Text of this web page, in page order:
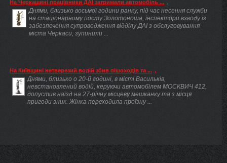
На Черкащині працівники ДАІ затримали автомобіль ...
Днями, близько восьмої години ранку, під час несення служби
на стаціонарному посту Золотоноша, інспектори взводу із
забезпечення супроводження відділу ДАІ з обслуговування
міста Черкаси, зупинили ...
На Київщині нетверезий водій збив пішоходів та ...
Днями, близько о 20-й годині, в місті Васильків,
невстановлений водій, керуючи автомобілем МОСКВИЧ 412,
допустив наїзд на 27-річну місцеву мешканку та з місця
пригоди зник. Жінка переходила проїзну ...